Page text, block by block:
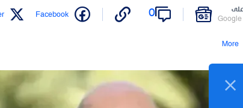
0
Facebook
Twitter